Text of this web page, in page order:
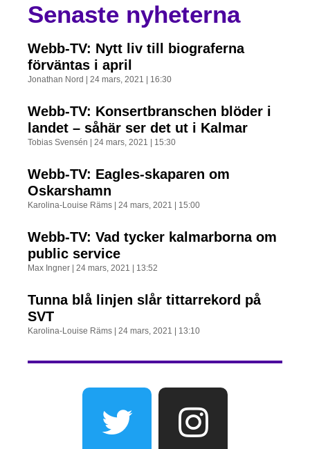
Senaste nyheterna
Webb-TV: Nytt liv till biograferna
förväntas i april
Jonathan Nord 24 mars, 2021 16:30
Webb-TV: Konsertbranschen blöder i
landet – såhär ser det ut i Kalmar
Tobias Svensén 24 mars, 2021 15:30
Webb-TV: Eagles-skaparen om
Oskarshamn
Karolina-Louise Räms 24 mars, 2021 15:00
Webb-TV: Vad tycker kalmarborna om
public service
Max Ingner 24 mars, 2021 13:52
Tunna blå linjen slår tittarrekord på
SVT
Karolina-Louise Räms 24 mars, 2021 13:10